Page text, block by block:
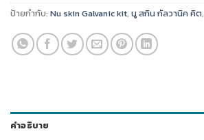
ป้ายกำกับ: Nu skin Galvanic kit, นู สกิน กัลวานิค คิต,
คำอธิบาย